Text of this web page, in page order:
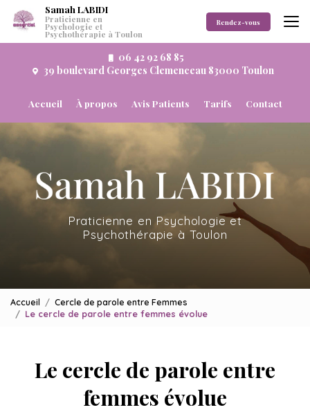
Aller
06 42 92 68 85
39 boulevard Georges Clemenceau 83000 Toulon
Accueil À propos Avis Patients Tarifs Contact
Samah LABIDI
Praticienne en
Psychologie et
Psychothérapie à Toulon
Rendez-vous
Praticienne en Psychologie et
Psychothérapie à Toulon
Accueil
Cercle de parole entre Femmes
Le cercle de parole entre femmes évolue
Le cercle de parole entre
femmes évolue